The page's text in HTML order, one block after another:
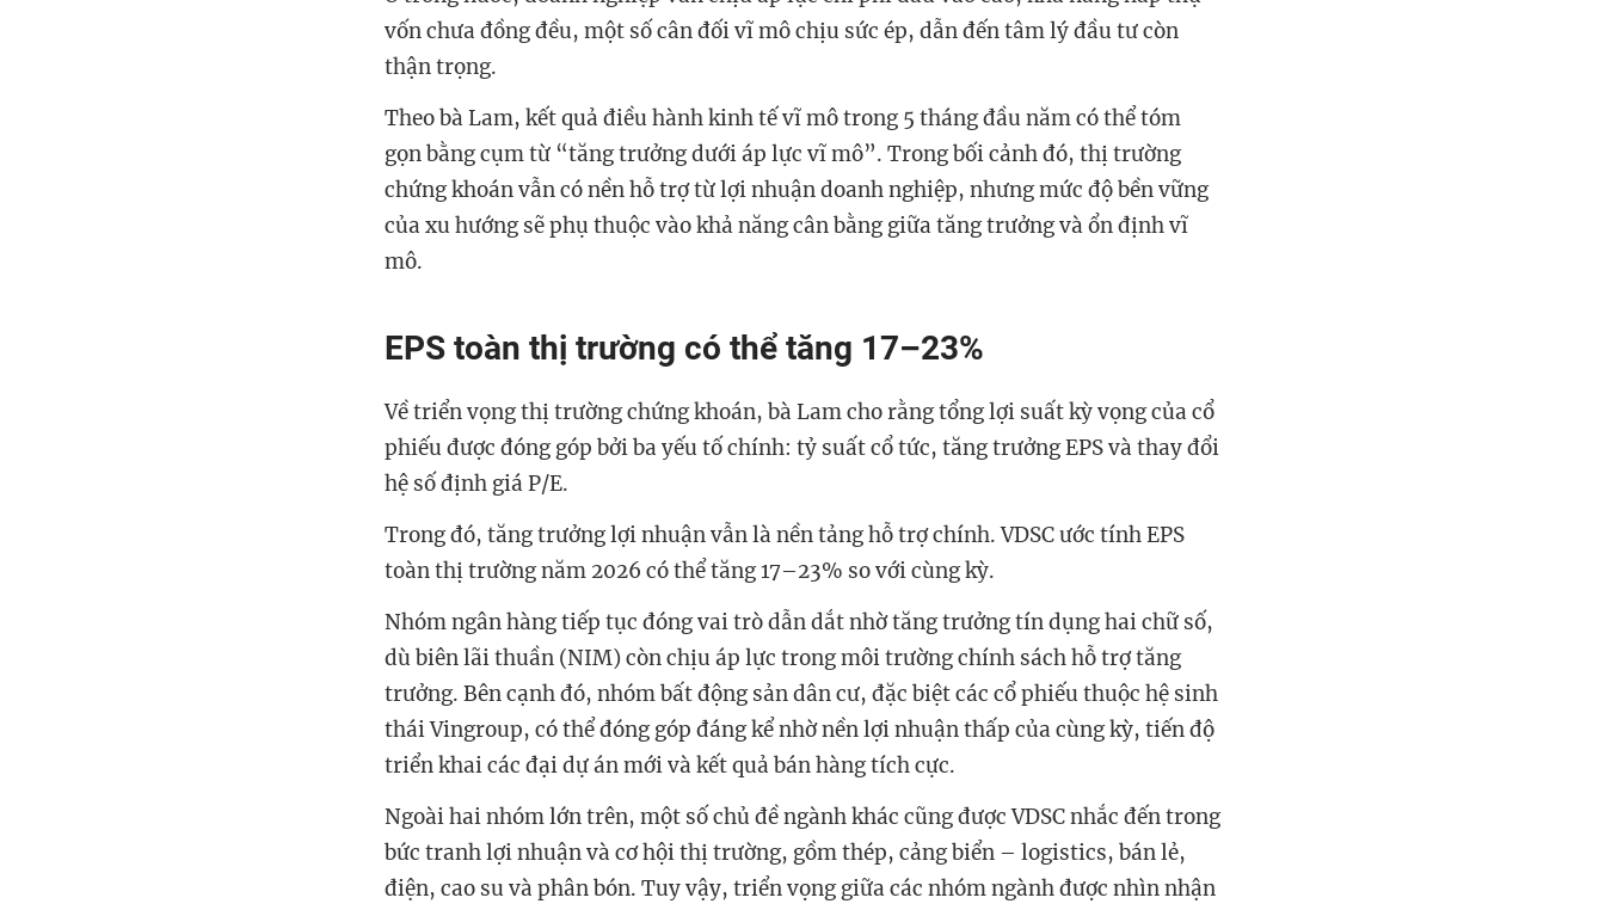
vốn chưa đồng đều, một số cân đối vĩ mô chịu sức ép, dẫn đến tâm lý đầu tư còn
thận trọng.
Theo bà Lam, kết quả điều hành kinh tế vĩ mô trong 5 tháng đầu năm có thể tóm
gọn bằng cụm từ “tăng trưởng dưới áp lực vĩ mô”. Trong bối cảnh đó, thị trường
chứng khoán vẫn có nền hỗ trợ từ lợi nhuận doanh nghiệp, nhưng mức độ bền vững
của xu hướng sẽ phụ thuộc vào khả năng cân bằng giữa tăng trưởng và ổn định vĩ
mô.
EPS toàn thị trường có thể tăng 17–23%
Về triển vọng thị trường chứng khoán, bà Lam cho rằng tổng lợi suất kỳ vọng của cổ
phiếu được đóng góp bởi ba yếu tố chính: tỷ suất cổ tức, tăng trưởng EPS và thay đổi
hệ số định giá P/E.
Trong đó, tăng trưởng lợi nhuận vẫn là nền tảng hỗ trợ chính. VDSC ước tính EPS
toàn thị trường năm 2026 có thể tăng 17–23% so với cùng kỳ.
Nhóm ngân hàng tiếp tục đóng vai trò dẫn dắt nhờ tăng trưởng tín dụng hai chữ số,
dù biên lãi thuần (NIM) còn chịu áp lực trong môi trường chính sách hỗ trợ tăng
trưởng. Bên cạnh đó, nhóm bất động sản dân cư, đặc biệt các cổ phiếu thuộc hệ sinh
thái Vingroup, có thể đóng góp đáng kể nhờ nền lợi nhuận thấp của cùng kỳ, tiến độ
triển khai các đại dự án mới và kết quả bán hàng tích cực.
Ngoài hai nhóm lớn trên, một số chủ đề ngành khác cũng được VDSC nhắc đến trong
bức tranh lợi nhuận và cơ hội thị trường, gồm thép, cảng biển – logistics, bán lẻ,
điện, cao su và phân bón. Tuy vậy, triển vọng giữa các nhóm ngành được nhìn nhận